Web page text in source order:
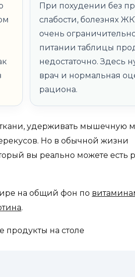
При похудении без
слабости, болезнях
очень
питании таблицы
недостаточно. Здесь
врач и нормальная
рациона.
удерживать мышечную
Но в обычной жизни
вы реально можете есть
на общий фон по
.